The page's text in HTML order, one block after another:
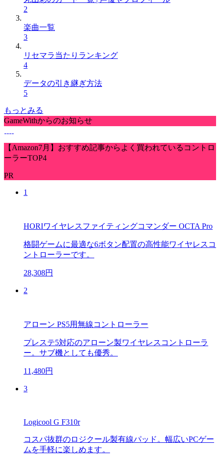
2
楽曲一覧
3
リセマラ当たりランキング
4
データの引き継ぎ方法
5
もっとみる
GameWithからのお知らせ
【Amazon7月】おすすめ記事からよく買われているコントロ
ーラーTOP4
PR
1
HORIワイヤレスファイティングコマンダー OCTA Pro
格闘ゲームに最適な6ボタン配置の高性能ワイヤレスコ
ントローラーです。
28,308円
2
アローン PS5用無線コントローラー
プレステ5対応のアローン製ワイヤレスコントローラ
ー。サブ機としても優秀。
11,480円
3
Logicool G F310r
コスパ抜群のロジクール製有線パッド。幅広いPCゲー
ムを手軽に楽しめます。